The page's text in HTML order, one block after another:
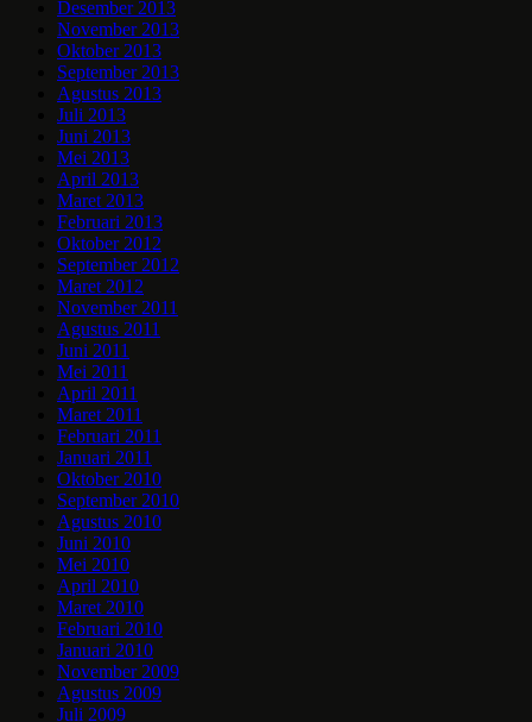
Desember 2013
November 2013
Oktober 2013
September 2013
Agustus 2013
Juli 2013
Juni 2013
Mei 2013
April 2013
Maret 2013
Februari 2013
Oktober 2012
September 2012
Maret 2012
November 2011
Agustus 2011
Juni 2011
Mei 2011
April 2011
Maret 2011
Februari 2011
Januari 2011
Oktober 2010
September 2010
Agustus 2010
Juni 2010
Mei 2010
April 2010
Maret 2010
Februari 2010
Januari 2010
November 2009
Agustus 2009
Juli 2009